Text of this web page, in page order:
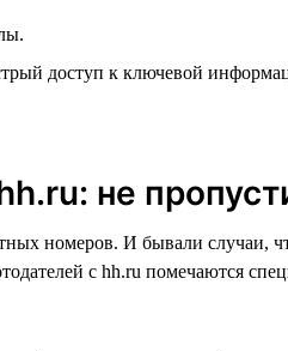
доступ к ключевой
не
номеров. И бывали случаи,
с hh.ru помечаются